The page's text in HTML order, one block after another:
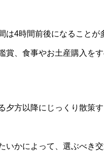
は4時間前後になることが
賞、食事やお土産購入を
夕方以降にじっくり散策
いかによって、選ぶべき